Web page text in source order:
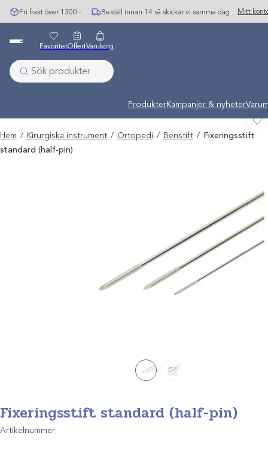
Hoppa
till
Fri frakt över 1300:- Beställ innan 14 så skickar vi samma dag Mitt
Undermeny stängd: Varumärken
ProdukterKampanjer & nyheter
FavoriterOffertVarukorg
Hem / Kirurgiska instrument / Ortopedi / Benstift / Fixeringsstift
standard (half-pin)
Fixeringsstift standard (half-pin)
Artikelnummer: